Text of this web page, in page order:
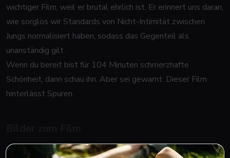
wichtiger Film, weil er brutal ehrlich ist. Er erinnert uns daran,
wie sorglos wir Standards von Nicht-Intimität zwischen
Jungs normalisiert haben, sodass das Gegenteil als
unanständig gilt.
Wenn du bereit bist für 104 Minuten schmerzhafte
Schönheit, dann schau ihn. Aber sei gewarnt: Dieser Film
hinterlässt Spuren.